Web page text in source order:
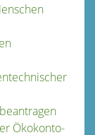
Ökokonto-